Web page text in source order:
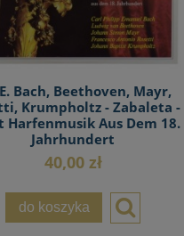
Bach, Beethoven, Mayr,
Krumpholtz - Zabaleta -
Harfenmusik Aus Dem 18.
Jahrhundert
40,00 zł
do koszyka